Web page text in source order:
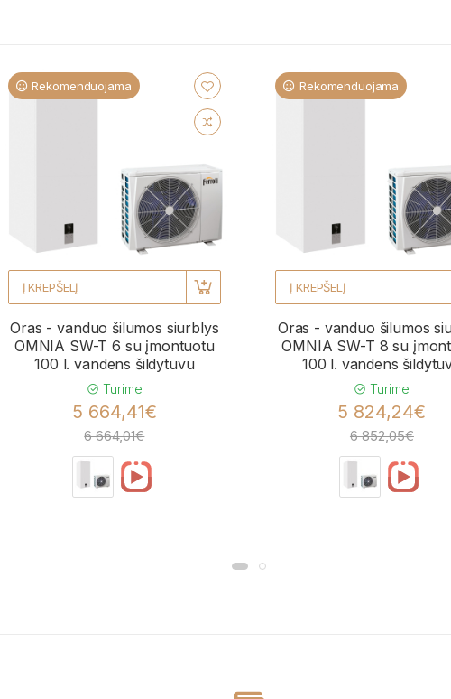
Rekomenduojama
Į KREPŠELĮ
Oras - vanduo šilumos siurblys
OMNIA SW-T 6 su įmontuotu
100 l. vandens šildytuvu
Turime
5 664,41€
6 664,01€
Rekomenduojama
Į KREPŠELĮ
Oras - vanduo šilumos
OMNIA SW-T 8 su
100 l. vandens
Turime
5 824,24€
6 852,05€